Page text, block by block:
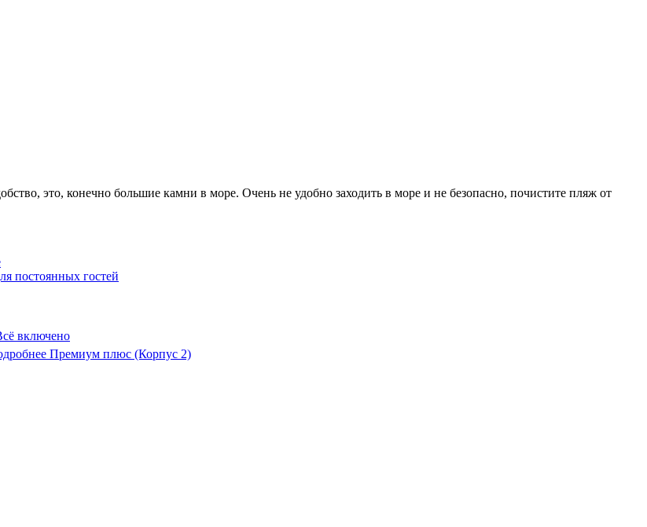
это, конечно большие камни в море. Очень не удобно заходить в море и не безопасно, почистите пляж от
постоянных гостей
включено
Премиум плюс (Корпус 2)